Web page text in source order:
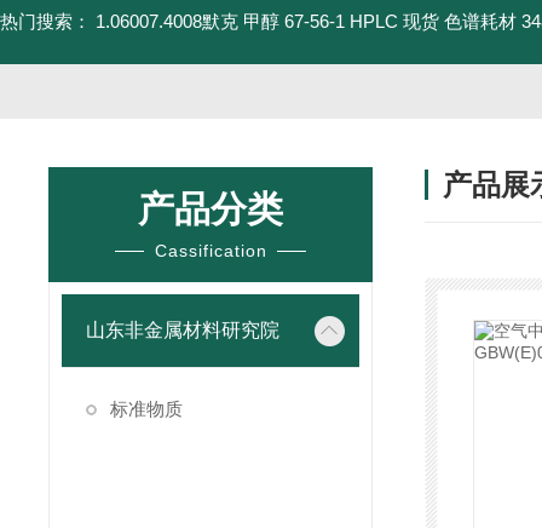
热门搜索： 1.06007.4008默克 甲醇 67-56-1 HPLC 现货 色谱耗材
产品分类
Cassification
山东非金属材料研究院
标准物质
产品展